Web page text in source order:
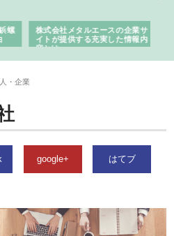
株式会社メタルエースの企業サ
イトが提供する充実した情報内
容とは
・企業
google+ はてブ